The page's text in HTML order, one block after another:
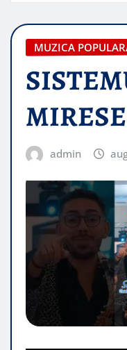
MUZICA
admin